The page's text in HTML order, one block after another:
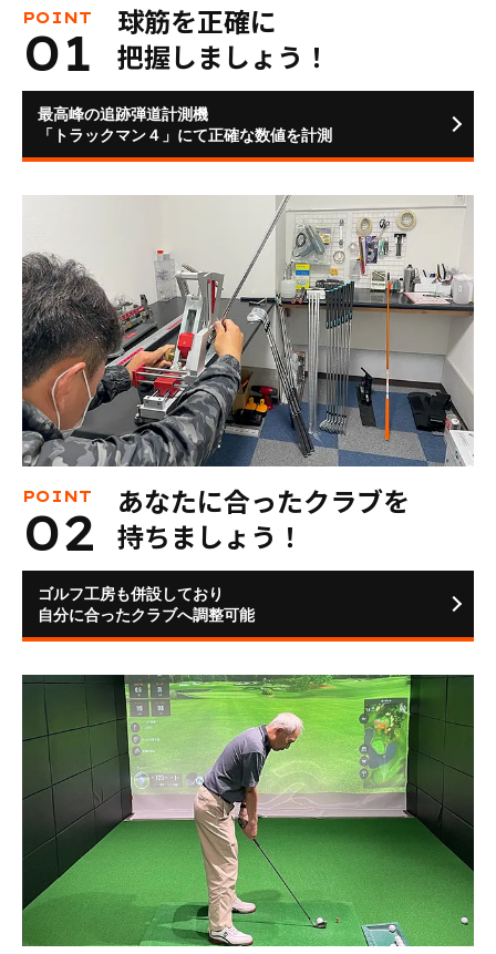
球筋を正確に
把握しましょう！
最高峰の追跡弾道計測機
「トラックマン４」にて正確な数値を計測
あなたに合ったクラブを
持ちましょう！
ゴルフ工房も併設しており
自分に合ったクラブへ調整可能